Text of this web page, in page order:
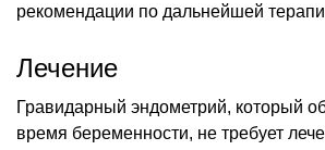
рекомендации по дальнейшей
Лечение
Гравидарный эндометрий, который
время беременности, не требует